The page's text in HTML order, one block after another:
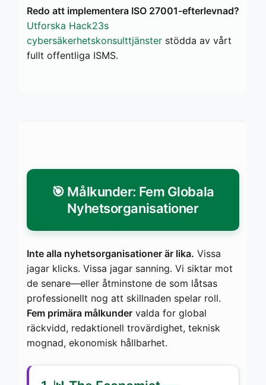
Redo att implementera ISO 27001-efterlevnad?
Utforska Hack23s
cybersäkerhetskonsulttjänster stödda av vårt
fullt offentliga ISMS.
🎯 Målkunder: Fem Globala
Nyhetsorganisationer
Inte alla nyhetsorganisationer är lika. Vissa
jagar klicks. Vissa jagar sanning. Vi siktar mot
de senare—eller åtminstone de som låtsas
professionellt nog att skillnaden spelar roll.
Fem primära målkunder valda for global
räckvidd, redaktionell trovärdighet, teknisk
mognad, ekonomisk hållbarhet.